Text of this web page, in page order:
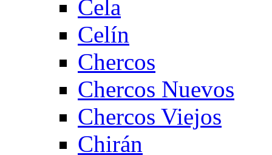
Cela
Celín
Chercos
Chercos Nuevos
Chercos Viejos
Chirán